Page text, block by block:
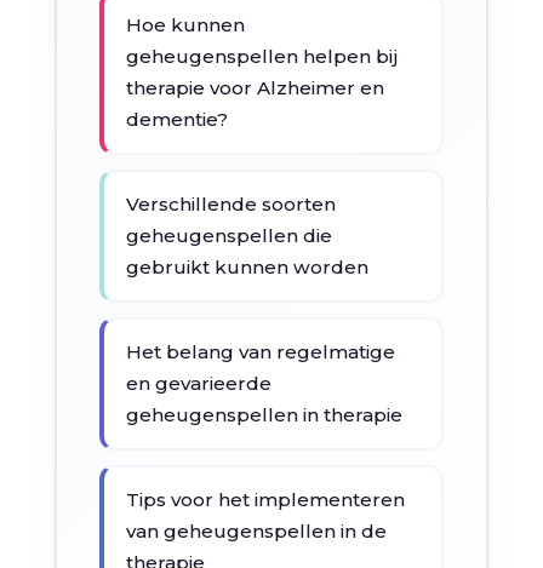
Hoe kunnen
geheugenspellen helpen bij
therapie voor Alzheimer en
dementie?
Verschillende soorten
geheugenspellen die
gebruikt kunnen worden
Het belang van regelmatige
en gevarieerde
geheugenspellen in therapie
Tips voor het implementeren
van geheugenspellen in de
therapie